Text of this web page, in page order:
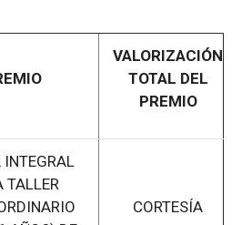
VALORIZACIÓN
TOTAL DEL
PREMIO
INTEGRAL
TALLER
CORTESÍA